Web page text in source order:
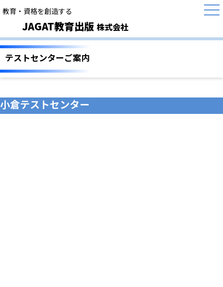
教育・資格を創造する
JAGAT教育出版 株式会社
テストセンターご案内
小倉テストセンター